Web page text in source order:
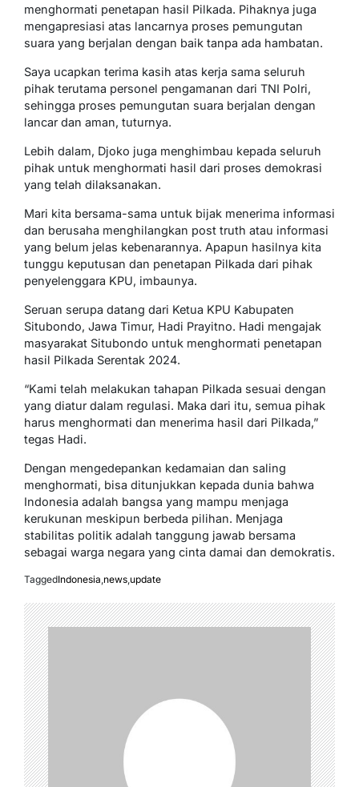
menghormati penetapan hasil Pilkada. Pihaknya juga
mengapresiasi atas lancarnya proses pemungutan
suara yang berjalan dengan baik tanpa ada hambatan.
Saya ucapkan terima kasih atas kerja sama seluruh
pihak terutama personel pengamanan dari TNI Polri,
sehingga proses pemungutan suara berjalan dengan
lancar dan aman, tuturnya.
Lebih dalam, Djoko juga menghimbau kepada seluruh
pihak untuk menghormati hasil dari proses demokrasi
yang telah dilaksanakan.
Mari kita bersama-sama untuk bijak menerima informasi
dan berusaha menghilangkan post truth atau informasi
yang belum jelas kebenarannya. Apapun hasilnya kita
tunggu keputusan dan penetapan Pilkada dari pihak
penyelenggara KPU, imbaunya.
Seruan serupa datang dari Ketua KPU Kabupaten
Situbondo, Jawa Timur, Hadi Prayitno. Hadi mengajak
masyarakat Situbondo untuk menghormati penetapan
hasil Pilkada Serentak 2024.
“Kami telah melakukan tahapan Pilkada sesuai dengan
yang diatur dalam regulasi. Maka dari itu, semua pihak
harus menghormati dan menerima hasil dari Pilkada,”
tegas Hadi.
Dengan mengedepankan kedamaian dan saling
menghormati, bisa ditunjukkan kepada dunia bahwa
Indonesia adalah bangsa yang mampu menjaga
kerukunan meskipun berbeda pilihan. Menjaga
stabilitas politik adalah tanggung jawab bersama
sebagai warga negara yang cinta damai dan demokratis.
TaggedIndonesia,news,update